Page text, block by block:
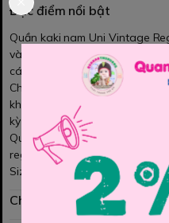
Đặc điểm nổi bật
Quần kaki nam Uni Vintage
và màu sắc mang hơi hướng
cách, nhiều độ tuổi khác nhau.
Chất liệu quần kaki không co
khuyết điểm cho những bạn
kỳ một nhược điểm nào khác.
Quần có nhiều màu để lựa
regular fit đẹp vô cùng.
Size 30, 31 (S) , 32 (M), 33 (L)
Chính sách mua hàng